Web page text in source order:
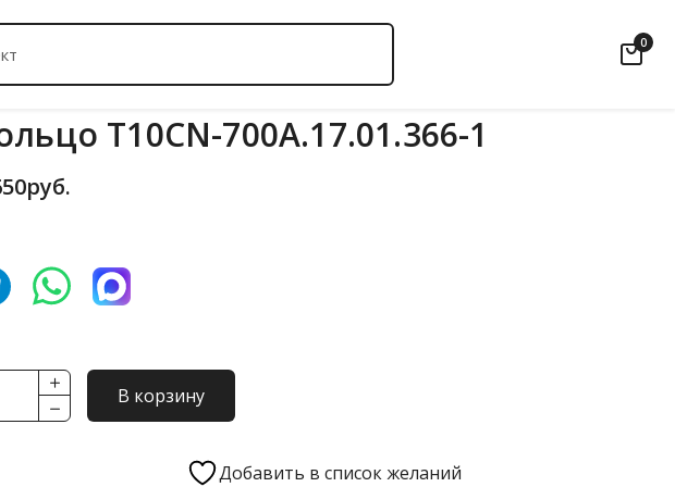
0
Т10CN-700А.17.01.366-1
руб.
В корзину
Добавить в список желаний